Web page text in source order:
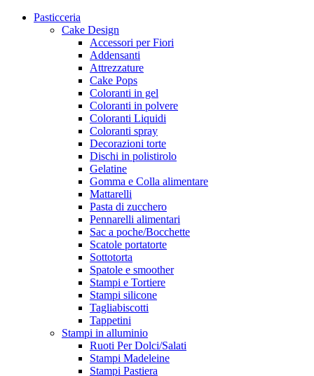
Pasticceria
Cake Design
Accessori per Fiori
Addensanti
Attrezzature
Cake Pops
Coloranti in gel
Coloranti in polvere
Coloranti Liquidi
Coloranti spray
Decorazioni torte
Dischi in polistirolo
Gelatine
Gomma e Colla alimentare
Mattarelli
Pasta di zucchero
Pennarelli alimentari
Sac a poche/Bocchette
Scatole portatorte
Sottotorta
Spatole e smoother
Stampi e Tortiere
Stampi silicone
Tagliabiscotti
Tappetini
Stampi in alluminio
Ruoti Per Dolci/Salati
Stampi Madeleine
Stampi Pastiera